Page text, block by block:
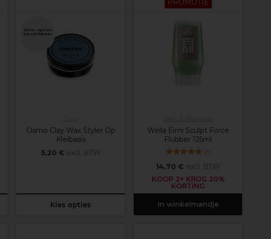
Meer opties
beschikbaar
Osmo Clay Wax Styler Op
Kleibasis
5,20 € excl. BTW
Kies opties
PROMOTIE
Wella Eimi Sculpt Force
Flubber 125ml
(2)
14,70 € excl. BTW
KOOP 2+ KRIJG 20%
KORTING
In winkelmandje